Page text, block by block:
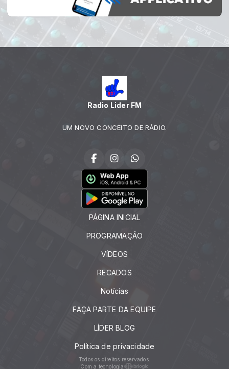
Radio Lider FM
UM NOVO CONCEITO DE RÁDIO.
PÁGINA INICIAL
PROGRAMAÇÃO
VÍDEOS
RECADOS
Notícias
FAÇA PARTE DA EQUIPE
LÍDER BLOG
Política de privacidade
Todos os direitos reservados.
Com a tecnologia